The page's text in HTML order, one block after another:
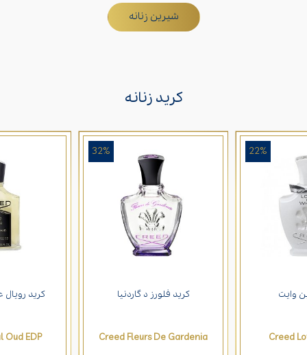
شیرین زنانه
کرید زنانه
22%
وایت
Creed
32%
کرید فلورز د گاردنیا
Creed Fleurs De Gardenia
کرید رویال
Oud EDP